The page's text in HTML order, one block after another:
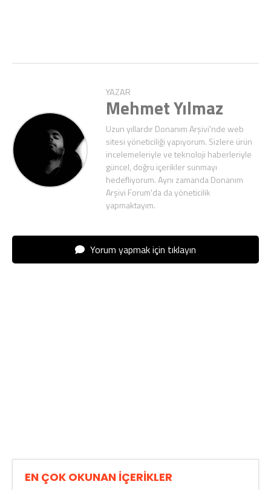
YAZAR
Mehmet Yılmaz
Uzun yıllardır Donanım Arşivi'nde web
sitesi yöneticiliği yapıyorum. Sizlere ürün
incelemeleriyle ve teknoloji haberleriyle
güncel, doğru içerikler sunmayı
hedefliyorum. Aynı zamanda Donanım
Arşivi Forum'da da yöneticilik
yapmaktayım.
Yorum yapmak için tıklayın
EN ÇOK OKUNAN İÇERİKLER